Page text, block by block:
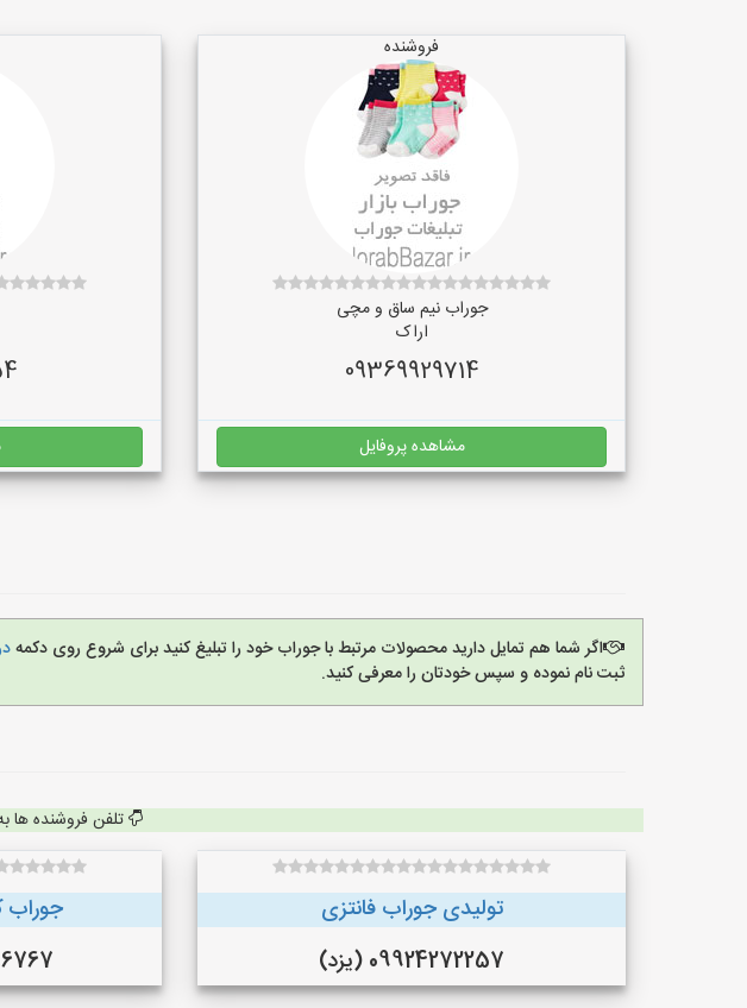
فروشنده
جوراب نیم ساق و مچی
اراک
09369929714
مشاهده پروفایل
اگر شما هم تمایل دارید محصولات مرتبط با جوراب خود را تبلیغ کنید برای شروع روی دکمه
ثبت نام نموده و سپس خودتان را معرفی کنید.
تلفن فروشنده ها
تولیدی جوراب فانتزی
09924272257 (یزد)
جوراب